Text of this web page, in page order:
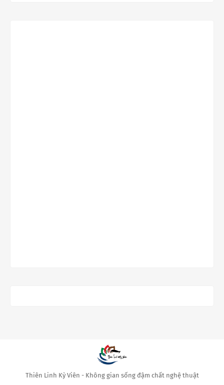
Thiên Linh Kỳ Viên - Không gian sống đậm chất nghệ thuật